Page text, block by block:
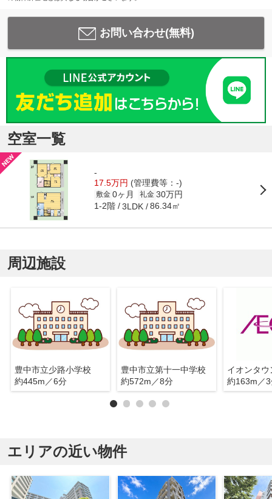
お問い合わせ(無料)
空室一覧
-
17.5万円 (管理費等：-)
敷金 0ヶ月 礼金 30万円
1-2階 3LDK 86.34㎡
周辺施設
豊中市立少路小学校
約445m／6分
豊中市立第十一中学校
約572m／8分
イオンタ
約163m／
エリアの近い物件